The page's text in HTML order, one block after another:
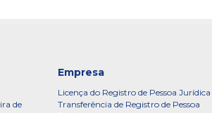
de
Empresa
Licença do Registro de Pessoa Jurídica
Transferência de Registro de Pessoa